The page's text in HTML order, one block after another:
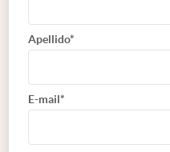
Apellido*
E-mail*